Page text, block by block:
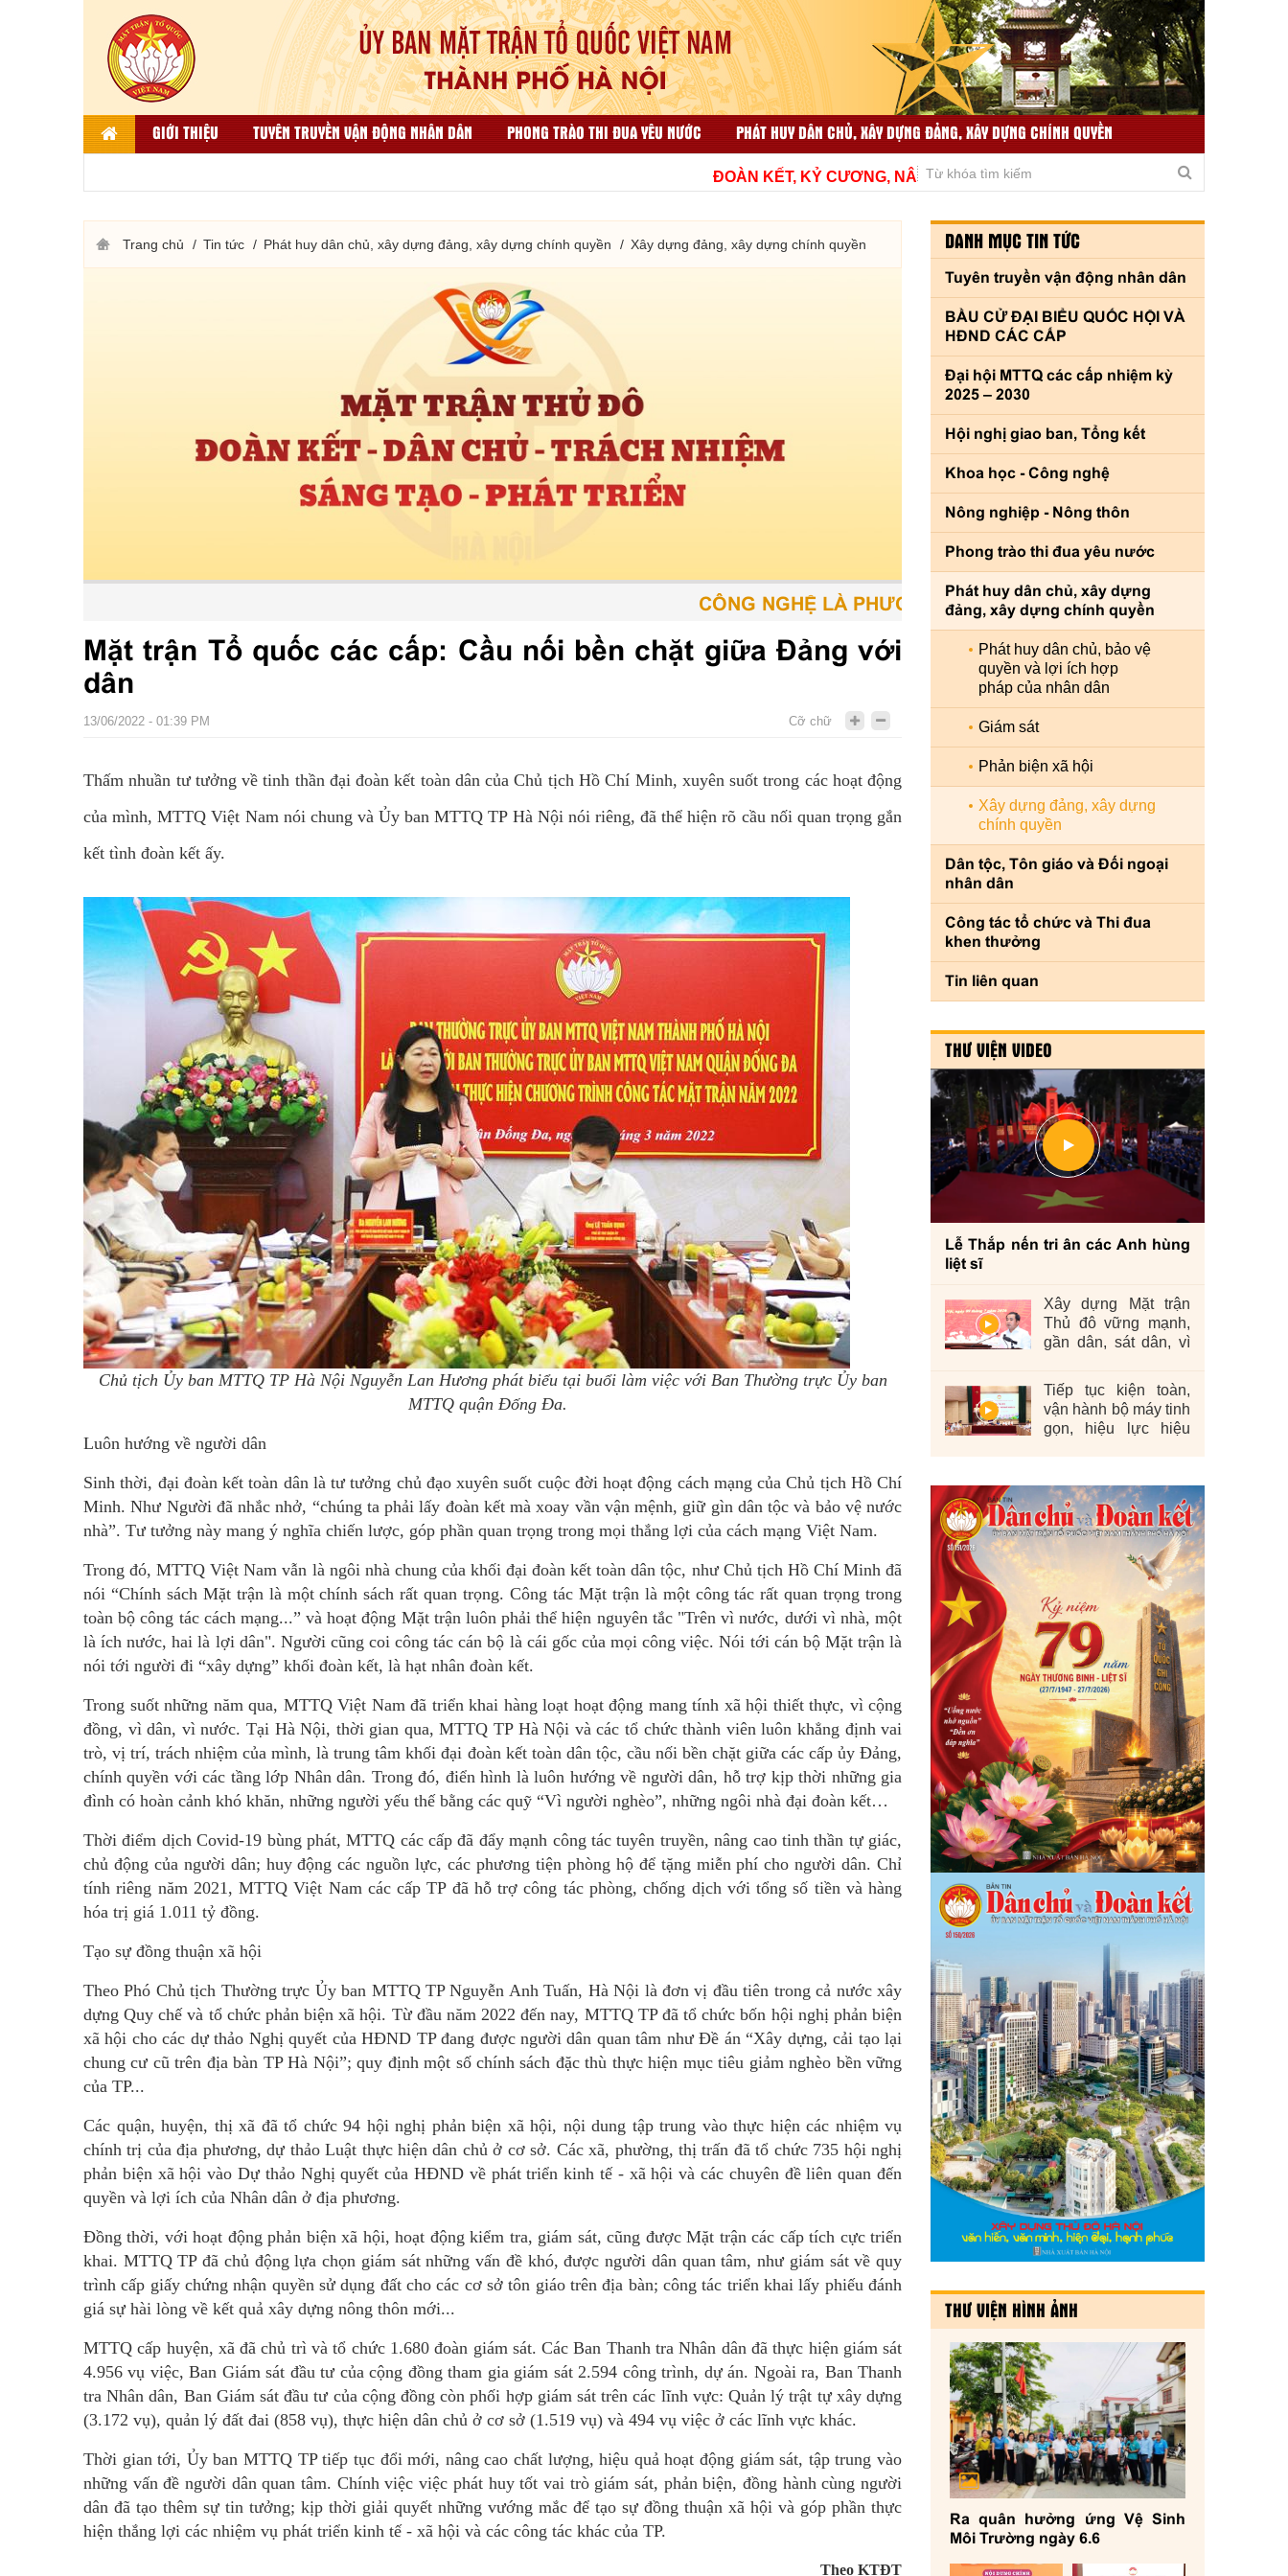
GIỚI THIỆU TUYÊN TRUYỀN VẬN ĐỘNG NHÂN DÂN PHONG TRÀO THI ĐUA YÊU NƯỚC
PHÁT HUY DÂN CHỦ, XÂY DỰNG ĐẢNG, XÂY DỰNG CHÍNH QUYỀN
CÔNG TÁC TỔ CHỨC VÀ THI ĐUA KHEN THƯỞNG TIN TỨC LIÊN QUAN
THƯ VIỆN VIDEO
ĐOÀN KẾT, KỶ CƯƠNG, NÂNG CAO CHẤT LƯỢNG, THÍCH ỨNG KỊP THỜI VÌ
Trang chủ Tin tức Phát huy dân chủ, xây dựng đảng, xây dựng chính quyền Xây dựng đảng, xây dựng chính quyền
CÔNG NGHỆ LÀ PHƯƠNG TIỆN - CON NGƯỜI LÀ TRUNG TÂM -
Mặt trận Tổ quốc các cấp: Cầu nối bền chặt giữa Đảng với
dân
13/06/2022 - 01:39 PM Cỡ chữ
Thấm nhuần tư tưởng về tinh thần đại đoàn kết toàn dân của Chủ tịch Hồ Chí Minh, xuyên suốt trong các hoạt động
của mình, MTTQ Việt Nam nói chung và Ủy ban MTTQ TP Hà Nội nói riêng, đã thể hiện rõ cầu nối quan trọng gắn
kết tình đoàn kết ấy.
Chủ tịch Ủy ban MTTQ TP Hà Nội Nguyễn Lan Hương phát biểu tại buổi làm việc với Ban Thường trực Ủy ban
MTTQ quận Đống Đa.
Luôn hướng về người dân
Sinh thời, đại đoàn kết toàn dân là tư tưởng chủ đạo xuyên suốt cuộc đời hoạt động cách mạng của Chủ tịch Hồ Chí
Minh. Như Người đã nhắc nhở, “chúng ta phải lấy đoàn kết mà xoay vần vận mệnh, giữ gìn dân tộc và bảo vệ nước
nhà”. Tư tưởng này mang ý nghĩa chiến lược, góp phần quan trọng trong mọi thắng lợi của cách mạng Việt Nam.
Trong đó, MTTQ Việt Nam vẫn là ngôi nhà chung của khối đại đoàn kết toàn dân tộc, như Chủ tịch Hồ Chí Minh đã
nói “Chính sách Mặt trận là một chính sách rất quan trọng. Công tác Mặt trận là một công tác rất quan trọng trong
toàn bộ công tác cách mạng...” và hoạt động Mặt trận luôn phải thể hiện nguyên tắc "Trên vì nước, dưới vì nhà, một
là ích nước, hai là lợi dân". Người cũng coi công tác cán bộ là cái gốc của mọi công việc. Nói tới cán bộ Mặt trận là
nói tới người đi “xây dựng” khối đoàn kết, là hạt nhân đoàn kết.
Trong suốt những năm qua, MTTQ Việt Nam đã triển khai hàng loạt hoạt động mang tính xã hội thiết thực, vì cộng
đồng, vì dân, vì nước. Tại Hà Nội, thời gian qua, MTTQ TP Hà Nội và các tổ chức thành viên luôn khẳng định vai
trò, vị trí, trách nhiệm của mình, là trung tâm khối đại đoàn kết toàn dân tộc, cầu nối bền chặt giữa các cấp ủy Đảng,
chính quyền với các tầng lớp Nhân dân. Trong đó, điển hình là luôn hướng về người dân, hỗ trợ kịp thời những gia
đình có hoàn cảnh khó khăn, những người yếu thế bằng các quỹ “Vì người nghèo”, những ngôi nhà đại đoàn kết…
Thời điểm dịch Covid-19 bùng phát, MTTQ các cấp đã đẩy mạnh công tác tuyên truyền, nâng cao tinh thần tự giác,
chủ động của người dân; huy động các nguồn lực, các phương tiện phòng hộ để tặng miễn phí cho người dân. Chỉ
tính riêng năm 2021, MTTQ Việt Nam các cấp TP đã hỗ trợ công tác phòng, chống dịch với tổng số tiền và hàng
hóa trị giá 1.011 tỷ đồng.
Tạo sự đồng thuận xã hội
Theo Phó Chủ tịch Thường trực Ủy ban MTTQ TP Nguyễn Anh Tuấn, Hà Nội là đơn vị đầu tiên trong cả nước xây
dựng Quy chế và tổ chức phản biện xã hội. Từ đầu năm 2022 đến nay, MTTQ TP đã tổ chức bốn hội nghị phản biện
xã hội cho các dự thảo Nghị quyết của HĐND TP đang được người dân quan tâm như Đề án “Xây dựng, cải tạo lại
chung cư cũ trên địa bàn TP Hà Nội”; quy định một số chính sách đặc thù thực hiện mục tiêu giảm nghèo bền vững
của TP...
Các quận, huyện, thị xã đã tổ chức 94 hội nghị phản biện xã hội, nội dung tập trung vào thực hiện các nhiệm vụ
chính trị của địa phương, dự thảo Luật thực hiện dân chủ ở cơ sở. Các xã, phường, thị trấn đã tổ chức 735 hội nghị
phản biện xã hội vào Dự thảo Nghị quyết của HĐND về phát triển kinh tế - xã hội và các chuyên đề liên quan đến
quyền và lợi ích của Nhân dân ở địa phương.
Đồng thời, với hoạt động phản biện xã hội, hoạt động kiểm tra, giám sát, cũng được Mặt trận các cấp tích cực triển
khai. MTTQ TP đã chủ động lựa chọn giám sát những vấn đề khó, được người dân quan tâm, như giám sát về quy
trình cấp giấy chứng nhận quyền sử dụng đất cho các cơ sở tôn giáo trên địa bàn; công tác triển khai lấy phiếu đánh
giá sự hài lòng về kết quả xây dựng nông thôn mới...
MTTQ cấp huyện, xã đã chủ trì và tổ chức 1.680 đoàn giám sát. Các Ban Thanh tra Nhân dân đã thực hiện giám sát
4.956 vụ việc, Ban Giám sát đầu tư của cộng đồng tham gia giám sát 2.594 công trình, dự án. Ngoài ra, Ban Thanh
tra Nhân dân, Ban Giám sát đầu tư của cộng đồng còn phối hợp giám sát trên các lĩnh vực: Quản lý trật tự xây dựng
(3.172 vụ), quản lý đất đai (858 vụ), thực hiện dân chủ ở cơ sở (1.519 vụ) và 494 vụ việc ở các lĩnh vực khác.
Thời gian tới, Ủy ban MTTQ TP tiếp tục đổi mới, nâng cao chất lượng, hiệu quả hoạt động giám sát, tập trung vào
những vấn đề người dân quan tâm. Chính việc việc phát huy tốt vai trò giám sát, phản biện, đồng hành cùng người
dân đã tạo thêm sự tin tưởng; kịp thời giải quyết những vướng mắc để tạo sự đồng thuận xã hội và góp phần thực
hiện thắng lợi các nhiệm vụ phát triển kinh tế - xã hội và các công tác khác của TP.
Theo KTĐT
DANH MỤC TIN TỨC
Tuyên truyền vận động nhân dân
BẦU CỬ ĐẠI BIỂU QUỐC HỘI VÀ
HĐND CÁC CẤP
Đại hội MTTQ các cấp nhiệm kỳ
2025 – 2030
Hội nghị giao ban, Tổng kết
Khoa học - Công nghệ
Nông nghiệp - Nông thôn
Phong trào thi đua yêu nước
Phát huy dân chủ, xây dựng
đảng, xây dựng chính quyền
Phát huy dân chủ, bảo vệ
quyền và lợi ích hợp
pháp của nhân dân
Giám sát
Phản biện xã hội
Xây dựng đảng, xây dựng
chính quyền
Dân tộc, Tôn giáo và Đối ngoại
nhân dân
Công tác tổ chức và Thi đua
khen thưởng
Tin liên quan
THƯ VIỆN VIDEO
Lễ Thắp nến tri ân các Anh hùng
liệt sĩ
Xây dựng Mặt trận
Thủ đô vững mạnh,
gần dân, sát dân, vì
Tiếp tục kiện toàn,
vận hành bộ máy tinh
gọn, hiệu lực hiệu
THƯ VIỆN HÌNH ẢNH
Ra quân hưởng ứng Vệ Sinh
Môi Trường ngày 6.6